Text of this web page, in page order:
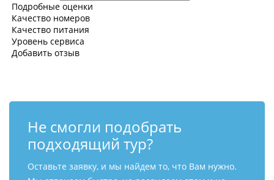
Подробные оценки
Качество номеров
Качество питания
Уровень сервиса
Добавить отзыв
Не смогли подобрать
подходящий тур?
Оставьте заявку, и мы найдем то, что Вам нужно.